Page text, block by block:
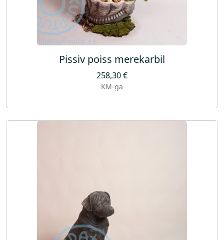
Pissiv poiss merekarbil
258,30€
KM-ga